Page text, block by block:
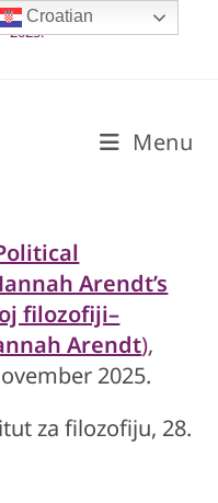
2025.
Menu
Arendt’s
filozofiji–
Arendt),
2025.
za filozofiju, 28.
Croatian